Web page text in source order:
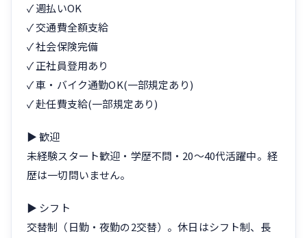
✓ 週払いOK
✓ 交通費全額支給
✓ 社会保険完備
✓ 正社員登用あり
✓ 車・バイク通勤OK(一部規定あり)
✓ 赴任費支給(一部規定あり)
▶ 歓迎
未経験スタート歓迎・学歴不問・20〜40代活躍中。経
歴は一切問いません。
▶ シフト
交替制（日勤・夜勤の2交替）。休日はシフト制、長